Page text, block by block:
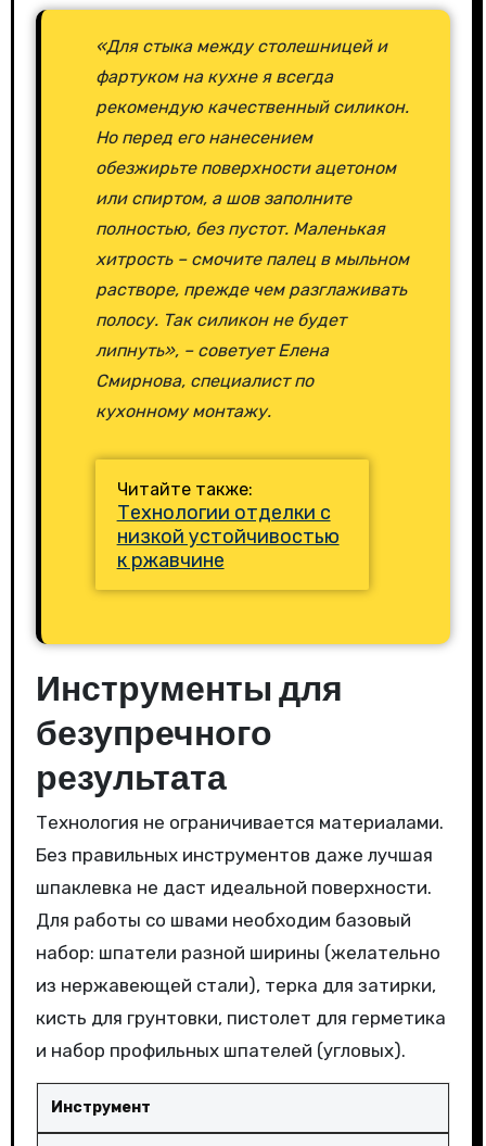
«Для стыка между столешницей и
фартуком на кухне я всегда
рекомендую качественный силикон.
Но перед его нанесением
обезжирьте поверхности ацетоном
или спиртом, а шов заполните
полностью, без пустот. Маленькая
хитрость – смочите палец в мыльном
растворе, прежде чем разглаживать
полосу. Так силикон не будет
липнуть», – советует Елена
Смирнова, специалист по
кухонному монтажу.
Читайте также:
Технологии отделки с
низкой устойчивостью
к ржавчине
Инструменты для
безупречного
результата
Технология не ограничивается материалами.
Без правильных инструментов даже лучшая
шпаклевка не даст идеальной поверхности.
Для работы со швами необходим базовый
набор: шпатели разной ширины (желательно
из нержавеющей стали), терка для затирки,
кисть для грунтовки, пистолет для герметика
и набор профильных шпателей (угловых).
Инструмент